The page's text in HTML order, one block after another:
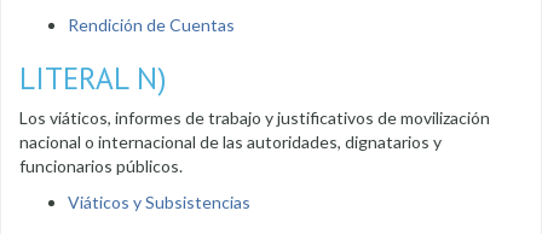
Rendición de Cuentas
LITERAL N)
Los viáticos, informes de trabajo y justificativos de movilización
nacional o internacional de las autoridades, dignatarios y
funcionarios públicos.
Viáticos y Subsistencias